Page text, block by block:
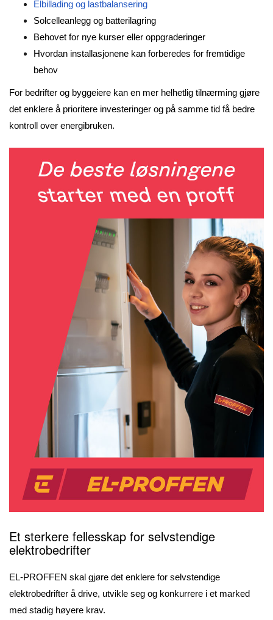
Elbillading og lastbalansering
Solcelleanlegg og batterilagring
Behovet for nye kurser eller oppgraderinger
Hvordan installasjonene kan forberedes for fremtidige
behov
For bedrifter og byggeiere kan en mer helhetlig tilnærming gjøre
det enklere å prioritere investeringer og på samme tid få bedre
kontroll over energibruken.
Et sterkere fellesskap for selvstendige
elektrobedrifter
EL-PROFFEN skal gjøre det enklere for selvstendige
elektrobedrifter å drive, utvikle seg og konkurrere i et marked
med stadig høyere krav.